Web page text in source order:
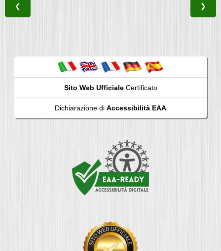
❮ ❯
Sito Web UfficialeCertificato
Dichiarazione di Accessibilità EAA